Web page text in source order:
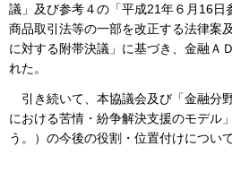
議」及び参考４の「平成21年６月16
商品取引法等の一部を改正する法律案
に対する附帯決議」に基づき、金融Ａ
れた。
引き続いて、本協議会及び「金融分
における苦情・紛争解決支援のモデル
う。）の今後の役割・位置付けについ